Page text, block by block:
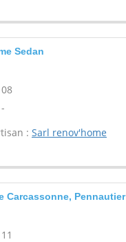
Sedan
: Sarl renov'home
Carcassonne, Pennautier